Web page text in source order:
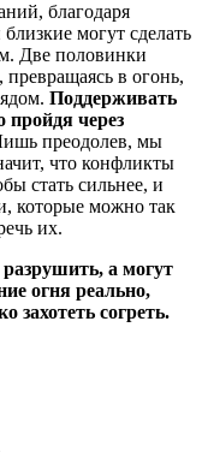
благодаря
могут сделать
Две половинки
превращаясь в огонь,
Поддерживать
пройдя через
преодолев, мы
что конфликты
стать сильнее, и
которые можно так
их.
а могут
огня реально,
захотеть согреть.